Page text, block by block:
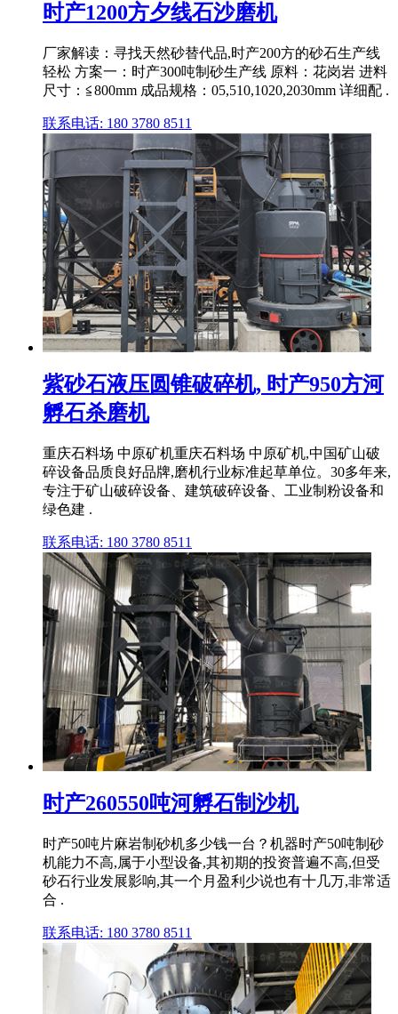
时产1200方夕线石沙磨机
厂家解读：寻找天然砂替代品,时产200方的砂石生产线
轻松 方案一：时产300吨制砂生产线 原料：花岗岩 进料
尺寸：≦800mm 成品规格：05,510,1020,2030mm 详细配 .
联系电话: 180 3780 8511
紫砂石液压圆锥破碎机, 时产950方河
孵石杀磨机
重庆石料场 中原矿机重庆石料场 中原矿机,中国矿山破
碎设备品质良好品牌,磨机行业标准起草单位。30多年来,
专注于矿山破碎设备、建筑破碎设备、工业制粉设备和
绿色建 .
联系电话: 180 3780 8511
时产260550吨河孵石制沙机
时产50吨片麻岩制砂机多少钱一台？机器时产50吨制砂
机能力不高,属于小型设备,其初期的投资普遍不高,但受
砂石行业发展影响,其一个月盈利少说也有十几万,非常适
合 .
联系电话: 180 3780 8511